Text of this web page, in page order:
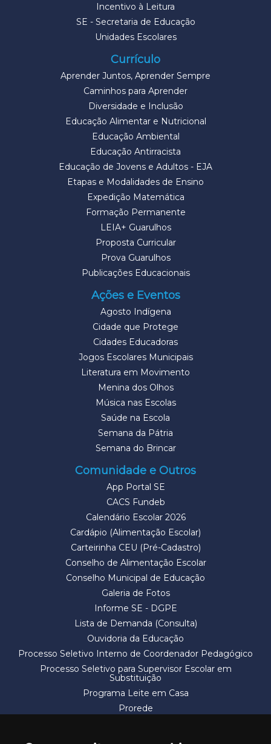
Incentivo à Leitura
SE - Secretaria de Educação
Unidades Escolares
Currículo
Aprender Juntos, Aprender Sempre
Caminhos para Aprender
Diversidade e Inclusão
Educação Alimentar e Nutricional
Educação Ambiental
Educação Antirracista
Educação de Jovens e Adultos - EJA
Etapas e Modalidades de Ensino
Expedição Matemática
Formação Permanente
LEIA+ Guarulhos
Proposta Curricular
Prova Guarulhos
Publicações Educacionais
Ações e Eventos
Agosto Indígena
Cidade que Protege
Cidades Educadoras
Jogos Escolares Municipais
Literatura em Movimento
Menina dos Olhos
Música nas Escolas
Saúde na Escola
Semana da Pátria
Semana do Brincar
Comunidade e Outros
App Portal SE
CACS Fundeb
Calendário Escolar 2026
Cardápio (Alimentação Escolar)
Carteirinha CEU (Pré-Cadastro)
Conselho de Alimentação Escolar
Conselho Municipal de Educação
Galeria de Fotos
Informe SE - DGPE
Lista de Demanda (Consulta)
Ouvidoria da Educação
Processo Seletivo Interno de Coordenador Pedagógico
Processo Seletivo para Supervisor Escolar em
Substituição
Programa Leite em Casa
Prorede